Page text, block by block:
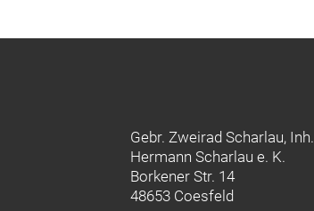
Gebr. Zweirad Scharlau, Inh.
Hermann Scharlau e. K.
Borkener Str. 14
48653 Coesfeld